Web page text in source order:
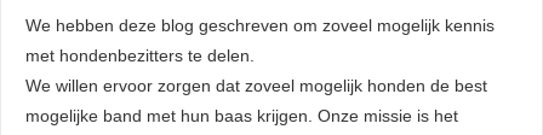
We hebben deze blog geschreven om zoveel mogelijk kennis
met hondenbezitters te delen.
We willen ervoor zorgen dat zoveel mogelijk honden de best
mogelijke band met hun baas krijgen. Onze missie is het